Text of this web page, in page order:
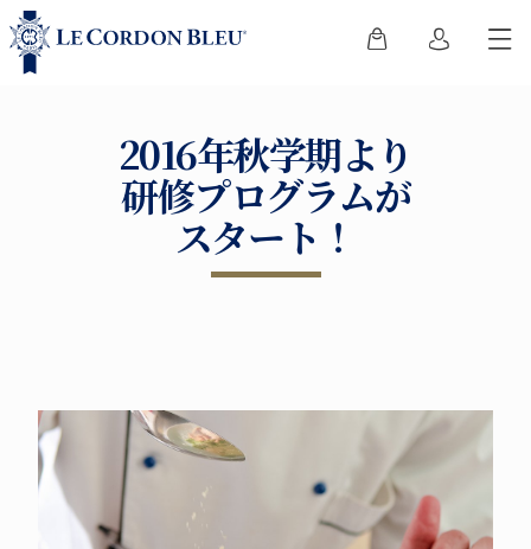
2016年秋学期より
研修プログラムが
スタート！